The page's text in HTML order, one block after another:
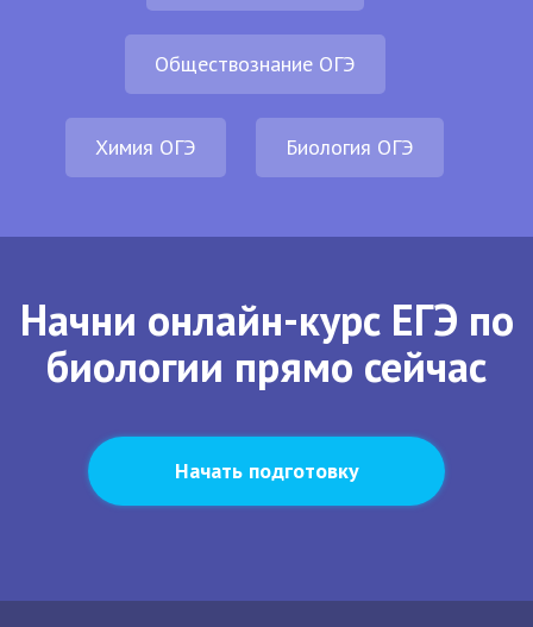
Обществознание ОГЭ
Химия ОГЭ Биология ОГЭ
Начни онлайн-курс ЕГЭ по
биологии прямо сейчас
Начать подготовку